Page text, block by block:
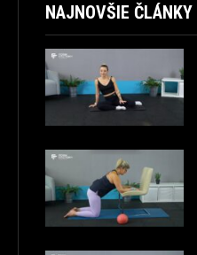
NAJNOVŠIE ČLÁNKY